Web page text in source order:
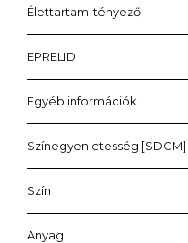
Élettartam-tényező
EPRELID
Egyéb információk
Színegyenletesség [SDCM]
Szín
Anyag